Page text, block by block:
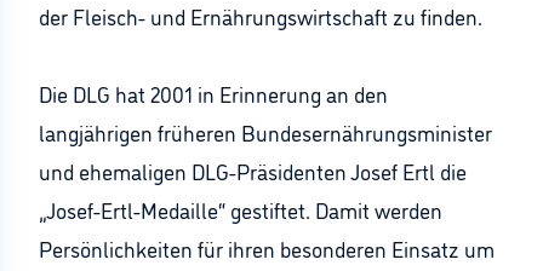
der Fleisch- und Ernährungswirtschaft zu finden.
Die DLG hat 2001 in Erinnerung an den
langjährigen früheren Bundesernährungsminister
und ehemaligen DLG-Präsidenten Josef Ertl die
„Josef-Ertl-Medaille“ gestiftet. Damit werden
Persönlichkeiten für ihren besonderen Einsatz um